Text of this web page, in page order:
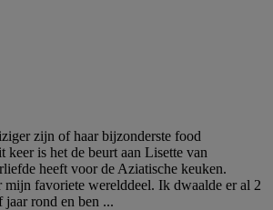
zijn of haar bijzonderste food
keer is het de beurt aan Lisette van
heeft voor de Aziatische keuken.
favoriete werelddeel. Ik dwaalde er al 2
jaar rond en ben ...